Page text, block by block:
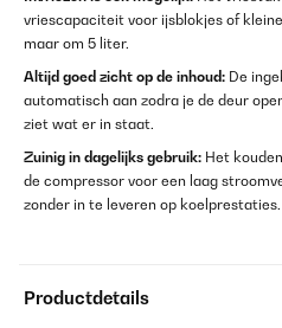
vriescapaciteit voor ijsblokjes of
maar om 5 liter.
Altijd goed zicht op de inhoud: De
automatisch aan zodra je de deur
ziet wat er in staat.
Zuinig in dagelijks gebruik: Het
de compressor voor een laag
zonder in te leveren op koelprestaties.
Productdetails